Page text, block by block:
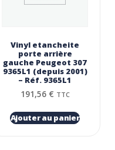
Vinyl etancheite
porte arrière
gauche Peugeot 307
9365L1 (depuis 2001)
– Réf. 9365L1
191,56 € TTC
Ajouter au panier